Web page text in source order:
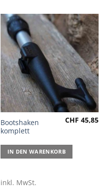
gewählt
werden
Bootshaken
komplett
CHF 45,85
IN DEN WARENKORB
inkl. MwSt.